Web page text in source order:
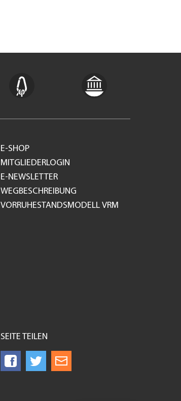
E-SHOP
MITGLIEDERLOGIN
E-NEWSLETTER
WEGBESCHREIBUNG
VORRUHESTANDSMODELL VRM
SEITE TEILEN